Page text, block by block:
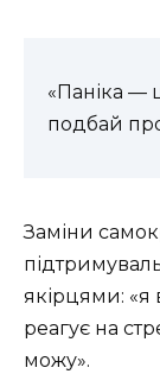
«Паніка —
подбай
Заміни
якірцями: «я
реагує на
можу».